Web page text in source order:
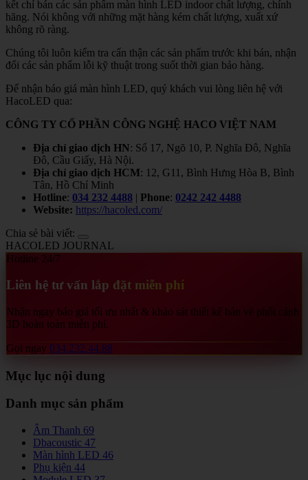
kết chỉ bán các sản phẩm màn hình LED indoor chất lượng, chính
hãng. Nói không với những mặt hàng kém chất lượng, xuất xứ
không rõ ràng.
Chúng tôi luôn kiểm tra cẩn thận các sản phẩm trước khi bán, nhận
đổi các sản phẩm lỗi kỹ thuật trong suốt thời gian bảo hàng.
Để nhận báo giá màn hình LED, quý khách vui lòng liên hệ với
HacoLED qua:
CÔNG TY CỔ PHẦN CÔNG NGHỆ HACO VIỆT NAM
Địa chỉ giao dịch HN: Số 17, Ngõ 10, P. Nghĩa Đô, Nghĩa
Đô, Cầu Giấy, Hà Nội.
Địa chỉ giao dịch HCM: 12, G11, Bình Hưng Hòa B, Bình
Tân, Hồ Chí Minh
Hotline: 034 232 4488 | Phone: 0242 242 4488
Website: https://hacoled.com/
Chia sẻ bài viết:
HACOLED JOURNAL
Hotline 24/7
Liên hệ tư vấn lắp đặt miễn phí
Nhận ngay báo giá tối ưu nhất & khảo sát thiết kế bản vẽ phối cảnh
3D hoàn toàn miễn phí.
Gọi ngay 034.232.44.88
Mục lục nội dung
Danh mục sản phẩm
Âm Thanh 69
Dbacoustic 47
Màn hình LED 46
Phụ kiện 44